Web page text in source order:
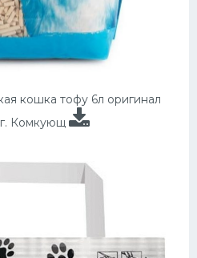
кошка тофу 6л оригинал
Комкующ